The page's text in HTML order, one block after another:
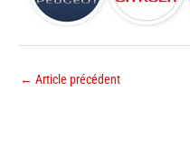
← Article précédent